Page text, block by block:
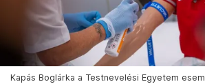
Kapás Boglárka a Testnevelési Egyetem